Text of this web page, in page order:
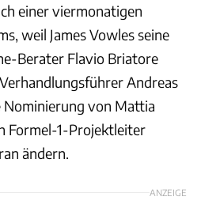
einer viermonatigen
weil James Vowles seine
Berater Flavio Briatore
Andreas
von Mattia
Formel-1-Projektleiter
ändern.
ANZEIGE